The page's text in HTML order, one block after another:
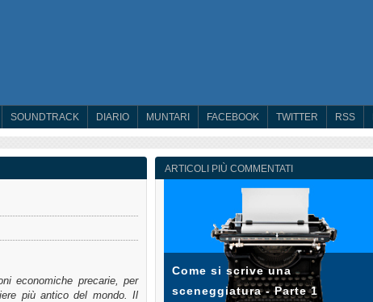
SOUNDTRACK DIARIO MUNTARI FACEBOOK TWITTER RSS
economiche precarie, per
più antico del mondo. Il
ARTICOLI PIÙ COMMENTATI
Come si scrive una
sceneggiatura - Parte 1